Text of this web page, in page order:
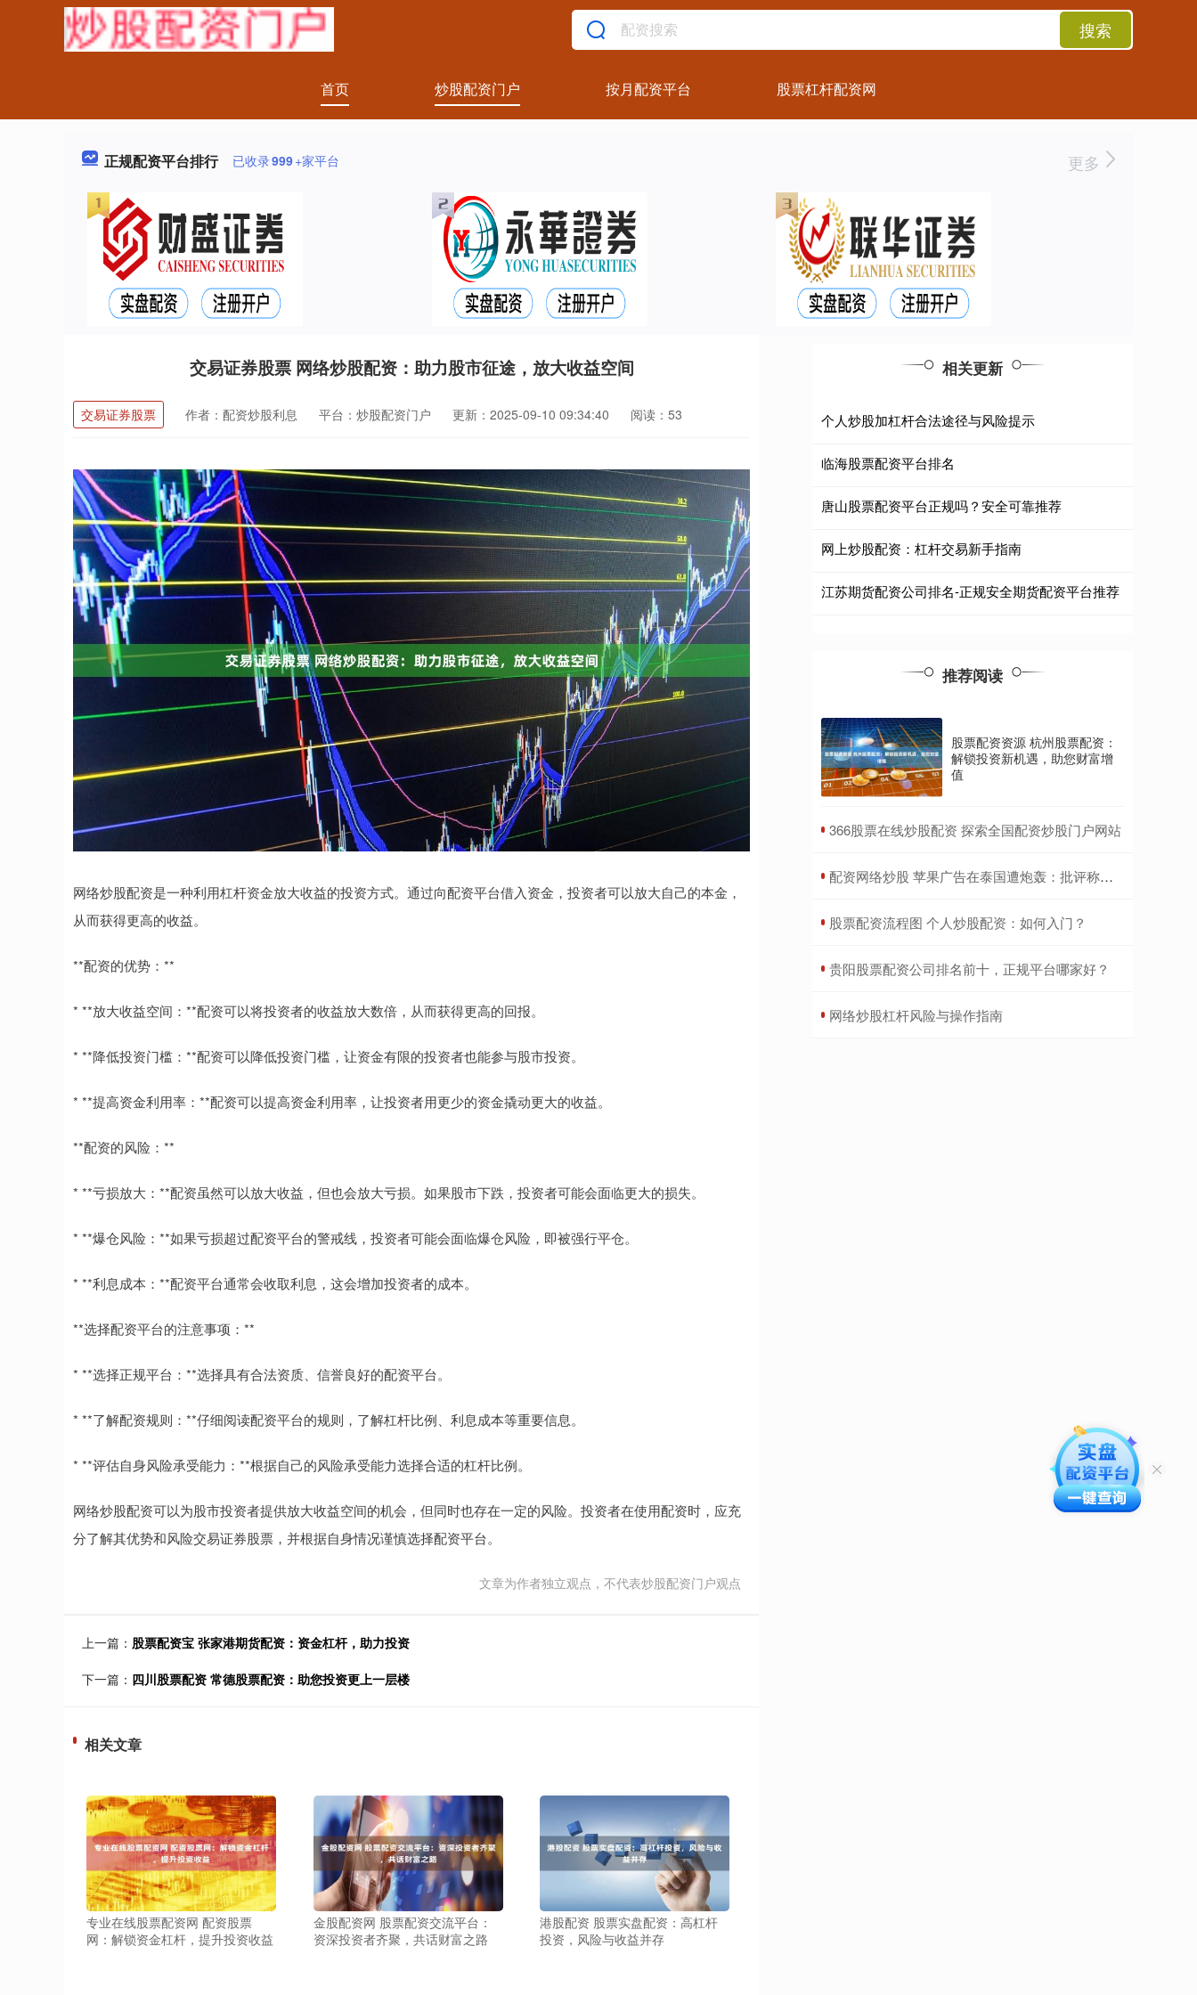
搜索
首页 炒股配资门户 按月配资平台 股票杠杆配资网
正规配资平台排行 已收录999+家平台 更多
交易证券股票 网络炒股配资：助力股市征途，放大收益空间
交易证券股票 作者：配资炒股利息 平台：炒股配资门户 更新：2025-09-10 09:34:40 阅读：53
网络炒股配资是一种利用杠杆资金放大收益的投资方式。通过向配资平台借入资金，投资者可以放大自己的本金，
从而获得更高的收益。
**配资的优势：**
* **放大收益空间：**配资可以将投资者的收益放大数倍，从而获得更高的回报。
* **降低投资门槛：**配资可以降低投资门槛，让资金有限的投资者也能参与股市投资。
* **提高资金利用率：**配资可以提高资金利用率，让投资者用更少的资金撬动更大的收益。
**配资的风险：**
* **亏损放大：**配资虽然可以放大收益，但也会放大亏损。如果股市下跌，投资者可能会面临更大的损失。
* **爆仓风险：**如果亏损超过配资平台的警戒线，投资者可能会面临爆仓风险，即被强行平仓。
* **利息成本：**配资平台通常会收取利息，这会增加投资者的成本。
**选择配资平台的注意事项：**
* **选择正规平台：**选择具有合法资质、信誉良好的配资平台。
* **了解配资规则：**仔细阅读配资平台的规则，了解杠杆比例、利息成本等重要信息。
* **评估自身风险承受能力：**根据自己的风险承受能力选择合适的杠杆比例。
网络炒股配资可以为股市投资者提供放大收益空间的机会，但同时也存在一定的风险。投资者在使用配资时，应充
分了解其优势和风险交易证券股票，并根据自身情况谨慎选择配资平台。
文章为作者独立观点，不代表炒股配资门户观点
上一篇： 股票配资宝 张家港期货配资：资金杠杆，助力投资
下一篇： 四川股票配资 常德股票配资：助您投资更上一层楼
相关文章
专业在线股票配资网 配资股票
网：解锁资金杠杆，提升投资收益
金股配资网 股票配资交流平台：
资深投资者齐聚，共话财富之路
港股配资 股票实盘配资：高杠杆
投资，风险与收益并存
相关更新
个人炒股加杠杆合法途径与风险提示
临海股票配资平台排名
唐山股票配资平台正规吗？安全可靠推荐
网上炒股配资：杠杆交易新手指南
江苏期货配资公司排名-正规安全期货配资平台推荐
推荐阅读
股票配资资源 杭州股票配资：
解锁投资新机遇，助您财富增
值
​366股票在线炒股配资 探索全国配资炒股门户网站
​配资网络炒股 苹果广告在泰国遭炮轰：批评称该广告让泰国看起来过时又破旧
​股票配资流程图 个人炒股配资：如何入门？
​贵阳股票配资公司排名前十，正规平台哪家好？
​网络炒股杠杆风险与操作指南